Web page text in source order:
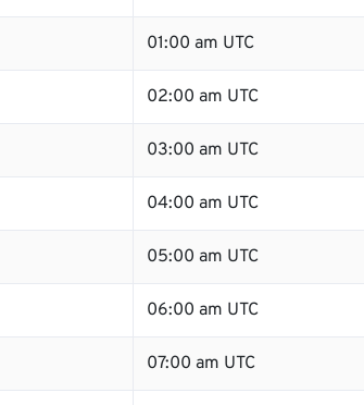
01:00 am UTC
02:00 am UTC
03:00 am UTC
04:00 am UTC
05:00 am UTC
06:00 am UTC
07:00 am UTC